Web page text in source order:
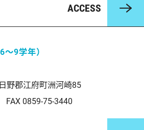
ACCESS
6〜9学年）
野郡江府町洲河崎85
0859-75-3440